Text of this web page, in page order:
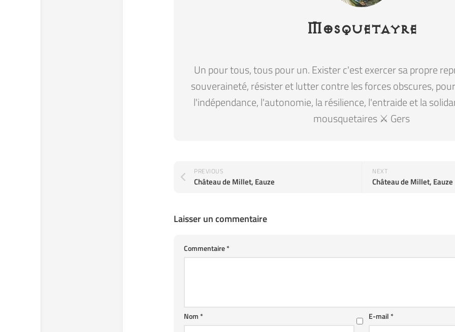
Mosquetayre
Un pour tous, tous pour un. Exister c'est exercer sa propre
souveraineté, résister et lutter contre les forces obscures,
l'indépendance, l'autonomie, la résilience, l'entraide et la
mousquetaires ⚔️ Gers
NEXT
Château de Millet, Eauze
PREVIOUS
Château de Millet, Eauze
Laisser un commentaire
Commentaire*
E-mail*
Nom*